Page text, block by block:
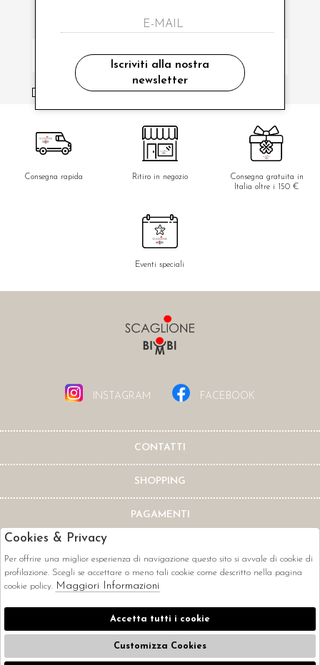
ISCRIVITI ALLA NOSTRA NEWSLETTER
ho letto ed accettato le condizioni sulla privacy.
Consegna rapida Ritiro in negozio
Consegna gratuita in
Italia oltre i 150 €
Eventi speciali
INSTAGRAM FACEBOOK
CONTATTI
SHOPPING
PAGAMENTI
CORRIERI
Iscriviti alla nostra
newsletter
Cookies & Privacy
Per offrire una miglior esperienza di navigazione questo sito si avvale di cookie di
profilazione. Scegli se accettare o meno tali cookie come descritto nella pagina
cookie policy. Maggiori Informazioni
Accetta tutti i cookie
Customizza Cookies